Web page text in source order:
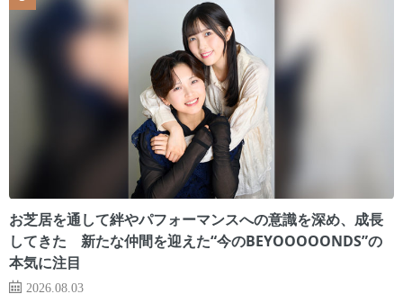
お芝居を通して絆やパフォーマンスへの意識を深め、成長
してきた 新たな仲間を迎えた“今のBEYOOOOONDS”の
本気に注目
2026.08.03